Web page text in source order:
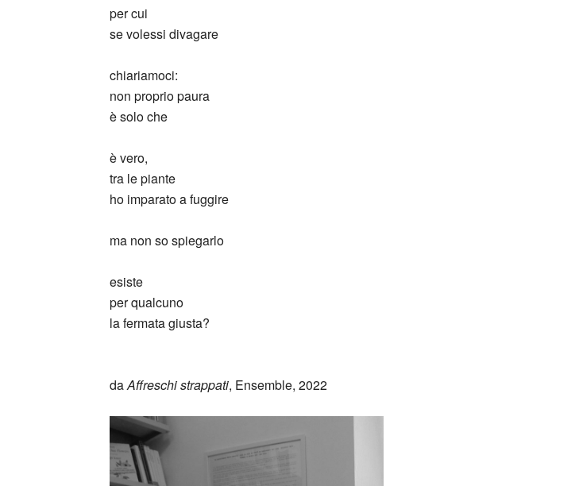
per cui
se volessi divagare
chiariamoci:
non proprio paura
è solo che
è vero,
tra le piante
ho imparato a fuggire
ma non so spiegarlo
esiste
per qualcuno
la fermata giusta?
daAffreschi strappati, Ensemble, 2022